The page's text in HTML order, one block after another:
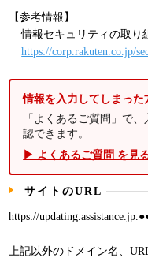
【参考情報】
情報セキュリティの取り
https://corp.rakuten.co.jp/
情報を入力してしまった
「よくあるご質問」で
認できます。
▶ よくあるご質問 を見
サイトのURL
https://
上記以外のドメイン名、